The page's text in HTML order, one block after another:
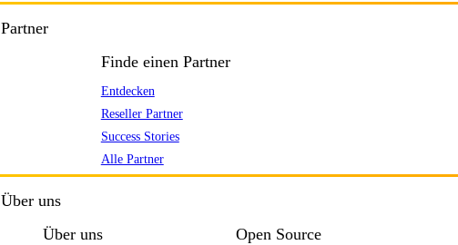
Partner
Finde einen Partner
Entdecken
Reseller Partner
Success Stories
Alle Partner
Über uns
Über uns
Open Source